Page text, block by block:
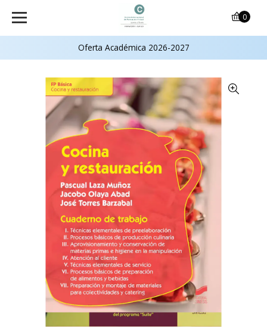
Oferta Académica 2026-2027
0